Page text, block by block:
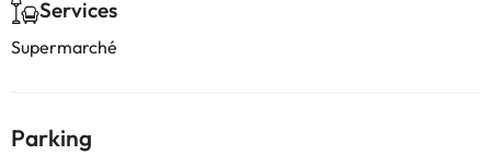
Services
Supermarché
Parking